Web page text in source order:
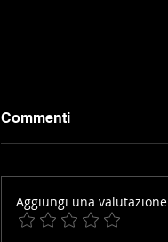
Commenti
Aggiungi una valutazione